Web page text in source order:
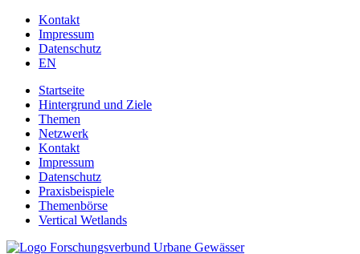
Jump to navigation
Kontakt
Impressum
Datenschutz
EN
Startseite
Hintergrund und Ziele
Themen
Netzwerk
Kontakt
Impressum
Datenschutz
Praxisbeispiele
Themenbörse
Vertical Wetlands